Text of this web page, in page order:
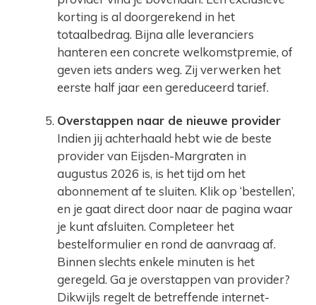
korting is al doorgerekend in het
totaalbedrag. Bijna alle leveranciers
hanteren een concrete welkomstpremie, of
geven iets anders weg. Zij verwerken het
eerste half jaar een gereduceerd tarief.
Overstappen naar de nieuwe provider
Indien jij achterhaald hebt wie de beste
provider van Eijsden-Margraten in
augustus 2026 is, is het tijd om het
abonnement af te sluiten. Klik op ‘bestellen’,
en je gaat direct door naar de pagina waar
je kunt afsluiten. Completeer het
bestelformulier en rond de aanvraag af.
Binnen slechts enkele minuten is het
geregeld. Ga je overstappen van provider?
Dikwijls regelt de betreffende internet-